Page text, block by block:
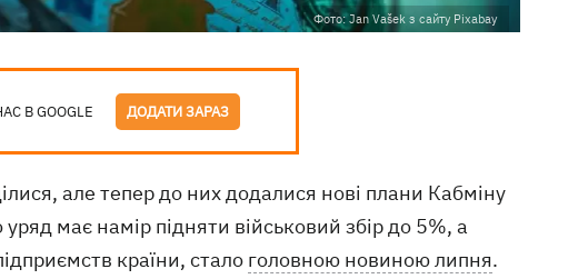
Фото: Jan Vašek з сайту Pixabay
В GOOGLE ДОДАТИ ЗАРАЗ
але тепер до них додалися нові плани Кабміну
має намір підняти військовий збір до 5%, а
країни, стало головною новиною липня.